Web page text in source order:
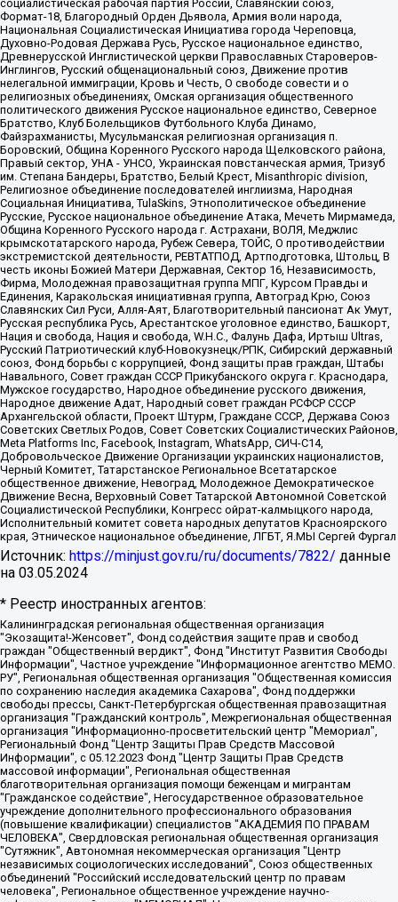
социалистическая рабочая партия России, Славянский союз,
Формат-18, Благородный Орден Дьявола, Армия воли народа,
Национальная Социалистическая Инициатива города Череповца,
Духовно-Родовая Держава Русь, Русское национальное единство,
Древнерусской Инглистической церкви Православных Староверов-
Инглингов, Русский общенациональный союз, Движение против
нелегальной иммиграции, Кровь и Честь, О свободе совести и о
религиозных объединениях, Омская организация общественного
политического движения Русское национальное единство, Северное
Братство, Клуб Болельщиков Футбольного Клуба Динамо,
Файзрахманисты, Мусульманская религиозная организация п.
Боровский, Община Коренного Русского народа Щелковского района,
Правый сектор, УНА - УНСО, Украинская повстанческая армия, Тризуб
им. Степана Бандеры, Братство, Белый Крест, Misanthropic division,
Религиозное объединение последователей инглиизма, Народная
Социальная Инициатива, TulaSkins, Этнополитическое объединение
Русские, Русское национальное объединение Атака, Мечеть Мирмамеда,
Община Коренного Русского народа г. Астрахани, ВОЛЯ, Меджлис
крымскотатарского народа, Рубеж Севера, ТОЙС, О противодействии
экстремистской деятельности, РЕВТАТПОД, Артподготовка, Штольц, В
честь иконы Божией Матери Державная, Сектор 16, Независимость,
Фирма, Молодежная правозащитная группа МПГ, Курсом Правды и
Единения, Каракольская инициативная группа, Автоград Крю, Союз
Славянских Сил Руси, Алля-Аят, Благотворительный пансионат Ак Умут,
Русская республика Русь, Арестантское уголовное единство, Башкорт,
Нация и свобода, Нация и свобода, W.H.С., Фалунь Дафа, Иртыш Ultras,
Русский Патриотический клуб-Новокузнецк/РПК, Сибирский державный
союз, Фонд борьбы с коррупцией, Фонд защиты прав граждан, Штабы
Навального, Совет граждан СССР Прикубанского округа г. Краснодара,
Мужское государство, Народное объединение русского движения,
Народное движение Адат, Народный совет граждан РСФСР СССР
Архангельской области, Проект Штурм, Граждане СССР, Держава Союз
Советских Светлых Родов, Совет Советских Социалистических Районов,
Meta Platforms Inc, Facebook, Instagram, WhatsApp, СИЧ-С14,
Добровольческое Движение Организации украинских националистов,
Черный Комитет, Татарстанское Региональное Всетатарское
общественное движение, Невоград, Молодежное Демократическое
Движение Весна, Верховный Совет Татарской Автономной Советской
Социалистической Республики, Конгресс ойрат-калмыцкого народа,
Исполнительный комитет совета народных депутатов Красноярского
края, Этническое национальное объединение, ЛГБТ, Я.МЫ Сергей Фургал
Источник: https://minjust.gov.ru/ru/documents/7822/ данные
на 03.05.2024
* Реестр иностранных агентов:
Калининградская региональная общественная организация "Экозащита!-Женсовет", Фонд содействия защите прав и свобод граждан "Общественный вердикт", Фонд "Институт Развития Свободы Информации", Частное учреждение "Информационное агентство МЕМО. РУ", Региональная общественная организация "Общественная комиссия по сохранению наследия академика Сахарова", Фонд поддержки свободы прессы, Санкт-Петербургская общественная правозащитная организация "Гражданский контроль", Межрегиональная общественная организация "Информационно-просветительский центр "Мемориал", Региональный Фонд "Центр Защиты Прав Средств Массовой Информации", с 05.12.2023 Фонд "Центр Защиты Прав Средств массовой информации", Региональная общественная благотворительная организация помощи беженцам и мигрантам "Гражданское содействие", Негосударственное образовательное учреждение дополнительного профессионального образования (повышение квалификации) специалистов "АКАДЕМИЯ ПО ПРАВАМ ЧЕЛОВЕКА", Свердловская региональная общественная организация "Сутяжник", Автономная некоммерческая организация "Центр независимых социологических исследований", Союз общественных объединений "Российский исследовательский центр по правам человека", Региональное общественное учреждение научно-информационный центр "МЕМОРИАЛ", Некоммерческая организация "Фонд защиты гласности", Автономная некоммерческая организация "Институт прав человека", Городская общественная организация "Екатеринбургское общество "МЕМОРИАЛ", Городская общественная организация "Рязанское историко-просветительское и правозащитное общество "Мемориал" (Рязанский Мемориал), Челябинский региональный орган общественной самодеятельности – женское общественное объединение "Женщины Евразии", Челябинский региональный орган общественной самодеятельности "Уральская правозащитная группа", Фонд содействия защите здоровья и социальной справедливости имени Андрея Рылькова, Автономная Некоммерческая Организация "Аналитический Центр Юрия Левады", Автономная некоммерческая организация социальной поддержки населения "Проект Апрель", Региональная общественная организация помощи женщинам и детям, находящимся в кризисной ситуации "Информационно-методический центр "Анна", Фонд содействия развитию массовых коммуникаций и правовому просвещению "Так-так-Так", Фонд содействия устойчивому развитию "Серебряная тайга", Свердловский региональный общественный фонд социальных проектов "Новое время", "Idel.Реалии", Кавказ.Реалии, Крым.Реалии, Телеканал Настоящее Время, Татаро-башкирская служба Радио Свобода (Azatliq Radiosi), Радио Свободная Европа/Радио Свобода (PCE/PC), "Сибирь.Реалии", "Фактограф", Благотворительный фонд помощи осужденным и их семьям, Автономная некоммерческая организация "Институт глобализации и социальных движений", Фонд "В защиту прав заключенных", Частное учреждение "Центр поддержки и содействия развитию средств массовой информации", Пензенский региональный общественный благотворительный фонд "Гражданский союз", "Север.Реалии", Некоммерческая организация Фонд "Правовая инициатива", Общество с ограниченной ответственностью "Радио Свободная Европа/Радио Свобода", Чешское информационное агентство "MEDIUM-ORIENT", Красноярская региональная общественная организация "Мы против СПИДа", Камалягин Денис Николаевич, Маркелов Сергей Евгеньевич, Пономарев Лев Александрович, Савицкая Людмила Алексеевна, Автономная некоммерческая организация "Центр по работе с проблемой насилия "НАСИЛИЮ.НЕТ", Межрегиональный профессиональный союз работников здравоохранения "Альянс врачей", Юридическое лицо, зарегистрированное в Латвийской Республике, SIA "Medusa Project" (регистрационный номер 40103797863, дата регистрации 10.06.2014), Некоммерческая организация "Фонд по борьбе с коррупцией", Автономная некоммерческая организация "Институт права и публичной политики", Баданин Роман Сергеевич, Гликин Максим Александрович, Железнова Мария Михайловна, Лукьянова Юлия Сергеевна, Маетная Елизавета Витальевна, Маняхин Петр Борисович, Чуракова Ольга Владимировна, Ярош Юлия Петровна, Юридическое лицо "The Insider SIA", зарегистрированное в Риге, Латвийская Республика (дата регистрации 26.06.2015), являющееся администратором доменного имени интернет-издания "The Insider SIA", https://theins.ru, Постернак Алексей Евгеньевич, Рубин Михаил Аркадьевич, Анин Роман Александрович, Юридическое лицо Istories fonds, зарегистрированное в Латвийской Республике (регистрационный номер 50008295751, дата регистрации 24.02.2020), Великовский Дмитрий Александрович, Долинина Ирина Николаевна, Мароховская Алеся Алексеевна, Шлейнов Роман Юрьевич, Шмагун Олеся Валентиновна, Общество с ограниченной ответственностью "Альтаир 2021", Общество с ограниченной ответственностью "Вега 2021", Общество с ограниченной ответственностью "Главный редактор 2021", Общество с ограниченной ответственностью "Ромашки монолит", Важенков Артем Валерьевич, Ивановская областная общественная организация "Центр гендерных исследований", Гурман Юрий Альбертович, Медиапроект "ОВД-Инфо", Егоров Владимир Владимирович, Жилинский Владимир Александрович, Общество с ограниченной ответственностью "ЗП", Иванова София Юрьевна, Карезина Инна Павловна, Кильтау Екатерина Викторовна, Петров Алексей Викторович, Пискунов Сергей Евгеньевич, Смирнов Сергей Сергеевич, Тихонов Михаил Сергеевич, Общество с ограниченной ответственностью "ЖУРНАЛИСТ-ИНОСТРАННЫЙ АГЕНТ", Арапова Галина Юрьевна, Вольтская Татьяна Анатольевна, Американская компания "Mason G.E.S. Anonymous Foundation" (США), являющаяся владельцем интернет-издания https://mnews.world/, Компания "Stichting Bellingcat", зарегистрированная в Нидерландах (дата регистрации 11.07.2018), Захаров Андрей Вячеславович, Клепиковская Екатерина Дмитриевна, Общество с ограниченной ответственностью "МЕМО", Перл Роман Александрович, Симонов Евгений Алексеевич, Соловьева Елена Анатольевна, Сотников Даниил Владимирович, Сурначева Елизавета Дмитриевна, Автономная некоммерческая организация по защите прав человека и информированию населения "Якутия – Наше Мнение", Общество с ограниченной ответственностью "Москоу диджитал медиа", с 26.01.2023 Общество с ограниченной ответственностью "Чайка Белые сады", Ветошкина Валерия Валерьевна, Заговора Максим Александрович, Межрегиональное общественное движение "Российская ЛГБТ - сеть", Оленичев Максим Владимирович, Павлов Иван Юрьевич, Скворцова Елена Сергеевна, Общество с ограниченной ответственностью "Как бы инагент", Кочетков Игорь Викторович, Общество с ограниченной ответственностью "Честные выборы", Еланчик Олег Александрович, Общество с ограниченной ответственностью "Нобелевский призыв", Гималова Регина Эмилевна, Григорьев Андрей Валерьевич, Григорьева Алина Александровна, Ассоциация по содействию защите прав призывников, альтернативнослужащих и военнослужащих "Правозащитная группа "Гражданин.Армия.Право", Хисамова Регина Фаритовна, Автономная некоммерческая организация по реализации социально-правовых программ "Лилит", Дальневосточное общественное движение "Маяк", Санкт-Петербургская ЛГБТ-инициативная группа "Выход", Инициативная группа ЛГБТ+ "Реверс", Алексеев Андрей Викторович, Бекбулатова Таисия Львовна, Беляев Иван Михайлович, Владыкина Елена Сергеевна, Гельман Марат Александрович, Никульшина Вероника Юрьевна, Толоконникова Надежда Андреевна, Шендерович Виктор Анатольевич, Общество с ограниченной ответственностью "Данное сообщение", Общество с ограниченной ответственностью Издательский дом "Новая глава", Айнбиндер Александра Александровна, Московский комьюнити-центр для ЛГБТ+инициатив, Благотворительный фонд развития филантропии, Deutsche Welle (Германия, Kurt-Schumacher-Strasse 3, 53113 Bonn), Борзунова Мария Михайловна, Воробьев Виктор Викторович, Голубева Анна Львовна, Константинова Алла Михайловна, Малкова Ирина Владимировна, Мурадов Мурад Абдулгалимович, Осетинская Елизавета Николаевна, Понасенков Евгений Николаевич, Ганапольский Матвей Юрьевич, Киселев Евгений Алексеевич, Борухович Ирина Григорьевна, Дремин Иван Тимофеевич, Дубровский Дмитрий Викторович, Красноярская региональная общественная организация поддержки и развития альтернативных образовательных технологий и межкультурных коммуникаций "ИНТЕРРА", Маяковская Екатерина Алексеевна, Фейгин Марк Захарович, Филимонов Андрей Викторович, Дзугкоева Регина Николаевна, Доброхотов Роман Александрович, Дудь Юрий Александрович, Елкин Сергей Владимирович, Кругликов Кирилл Игоревич, Сабунаева Мария Леонидовна, Семенов Алексей Владимирович, Шаинян Карен Багратович, Шульман Екатерина Михайловна, Асафьев Артур Валерьевич, Вахштайн Виктор Семенович, Венедиктов Алексей Алексеевич, Лушникова Екатерина Евгеньевна, Волков Леонид Михайлович, Невзоров Александр Глебович, Пархоменко Сергей Борисович, Сироткин Ярослав Николаевич, Кара-Мурза Владимир Владимирович, Баранова Наталья Владимировна, Гозман Леонид Яковлевич, Кагарлицкий Борис Юльевич, Климарев Михаил Валерьевич, Милов Владимир Станиславович, Автономная некоммерческая организация Краснодарский центр современного искусства "Типография", Моргенштерн Алишер Тагирович, Соболь Любовь Эдуардовна, Общество с ограниченной ответственностью "ЛИЗА НОРМ", Каспаров Гарри Кимович, Ходорковский Михаил Борисович, Общество с ограниченной ответственностью "Апрельские тезисы", Данилович Ирина Брониславовна, Кашин Олег Владимирович, Петров Николай Владимирович, Пивоваров Алексей Владимирович, Соколов Михаил Владимирович, Цветкова Юлия Владимировна, Чичваркин Евгений Александрович, Комитет против пыток/Команда против пыток, Общество с ограниченной ответственностью "Первый научный", Общество с ограниченной ответственностью "Вертолет и ко", Белоцерковская Вероника Борисовна, Кац Максим Евгеньевич, Лазарева Татьяна Юрьевна, Шаведдинов Руслан Табризович, Яшин Илья Валерьевич, Общество с ограниченной ответственностью "Иноагент ААВ", Алешковский Дмитрий Петрович, Альбац Евгения Марковна, Быков Дмитрий Львович, Галямина Юлия Евгеньевна, Лойко Сергей Леонидович, Мартынов Кирилл Константинович, Медведев Сергей Александрович, Крашенинников Федор Геннадиевич, Гордеева Катерина Вл